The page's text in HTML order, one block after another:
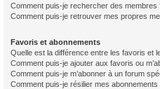
Comment puis-je rechercher des membres
Comment puis-je retrouver mes propres
Favoris et abonnements
Quelle est la différence entre les favoris et
Comment puis-je ajouter aux favoris ou
Comment puis-je m’abonner à un forum
Comment puis-je résilier mes abonnements